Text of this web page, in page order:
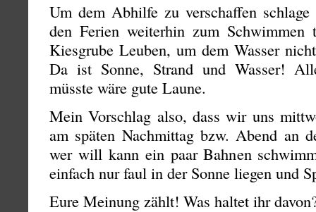
Um dem Abhilfe zu verschaffen
den Ferien weiterhin zum
Kiesgrube Leuben, um dem Wasser
Da ist Sonne, Strand und Wasser!
müsste wäre gute Laune.
Mein Vorschlag also, dass wir uns
am späten Nachmittag bzw. Abend an
wer will kann ein paar Bahnen
einfach nur faul in der Sonne liegen und
Eure Meinung zählt! Was haltet ihr